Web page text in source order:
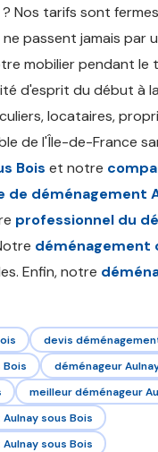
? Nos tarifs sont
passent jamais par
mobilier pendant le
d'esprit du début à
locataires,
de l'Île-de-France
Bois et notre
de déménagement
professionnel du
déménagement
Enfin, notre
devis
Bois
déménageur
meilleur déménageur
sous Bois
sous Bois